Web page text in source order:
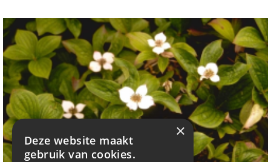
×
Deze website maakt
gebruik van cookies.